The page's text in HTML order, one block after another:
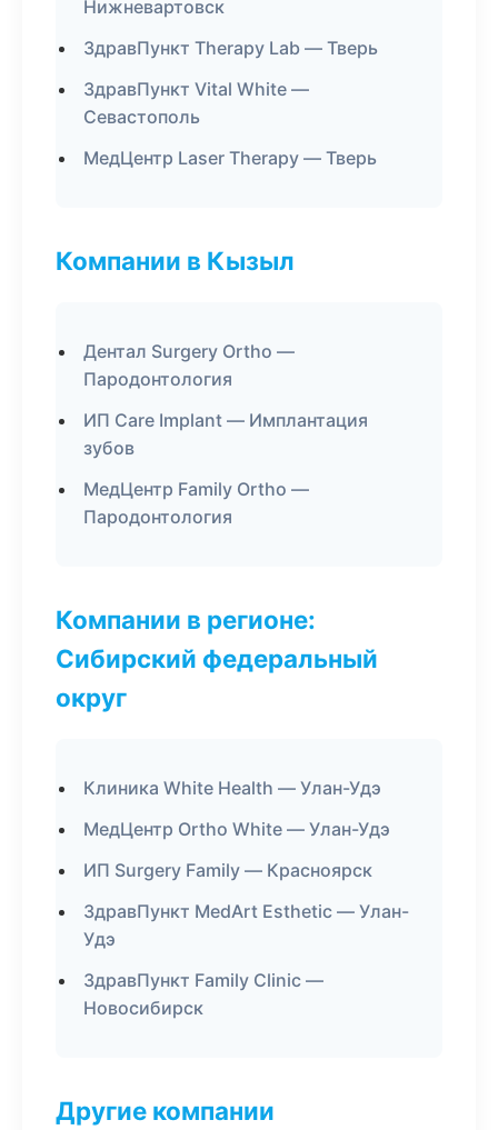
Нижневартовск
ЗдравПункт Therapy Lab — Тверь
ЗдравПункт Vital White —
Севастополь
МедЦентр Laser Therapy — Тверь
Компании в Кызыл
Дентал Surgery Ortho —
Пародонтология
ИП Care Implant — Имплантация
зубов
МедЦентр Family Ortho —
Пародонтология
Компании в регионе:
Сибирский федеральный
округ
Клиника White Health — Улан-Удэ
МедЦентр Ortho White — Улан-Удэ
ИП Surgery Family — Красноярск
ЗдравПункт MedArt Esthetic — Улан-
Удэ
ЗдравПункт Family Clinic —
Новосибирск
Другие компании